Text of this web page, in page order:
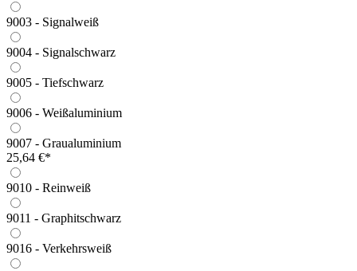
9003 - Signalweiß
9004 - Signalschwarz
9005 - Tiefschwarz
9006 - Weißaluminium
9007 - Graualuminium
25,64 €*
9010 - Reinweiß
9011 - Graphitschwarz
9016 - Verkehrsweiß